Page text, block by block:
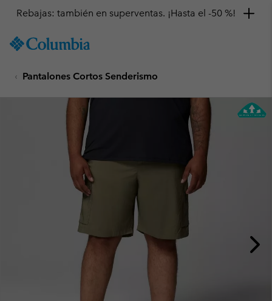
TO
SKIP
Rebajas: también en superventas. ¡Hasta el -50 %!
Pantalones Cortos Senderismo